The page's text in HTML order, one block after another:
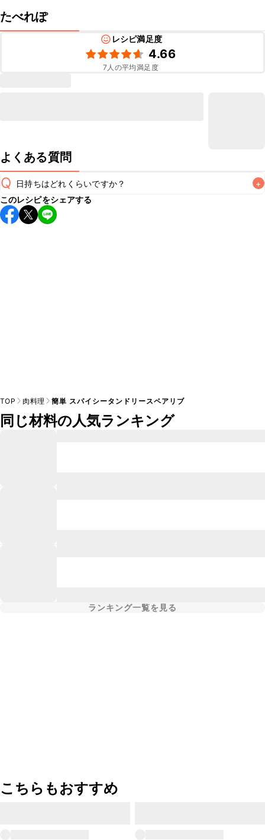
たべれぽ
レシピ満足度
4.66
7 人の平均満足度
よくある質問
Q 日持ちはどれくらいですか？ +
保存期間は冷蔵で翌日中が目安です。なるべくお早めにお召
し上がりください。
このレシピをシェアする
TOP 肉料理 簡単 スパイシータンドリースペアリブ
同じ材料の人気ランキング
ランキング一覧を見る
こちらもおすすめ